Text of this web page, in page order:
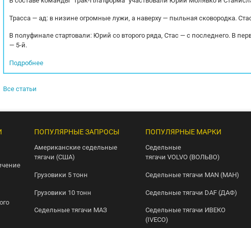
Трасса — ад: в низине огромные лужи, а наверху — пыльная сковородка.
В полуфинале стартовали: Юрий со второго ряда, Стас — с последнего. В
— 5-й.
Подробнее
Все статьи
ПОПУЛЯРНЫЕ ЗАПРОСЫ
Американские седельные
тягачи (США)
Грузовики 5 тонн
Грузовики 10 тонн
Седельные тягачи МАЗ
ПОПУЛЯРНЫЕ МАРКИ
Седельные
тягачи VOLVO (ВОЛЬВО)
Седельные тягачи MAN (МАН)
Седельные тягачи DAF (ДАФ)
Седельные тягачи ИВЕКО
(IVECO)